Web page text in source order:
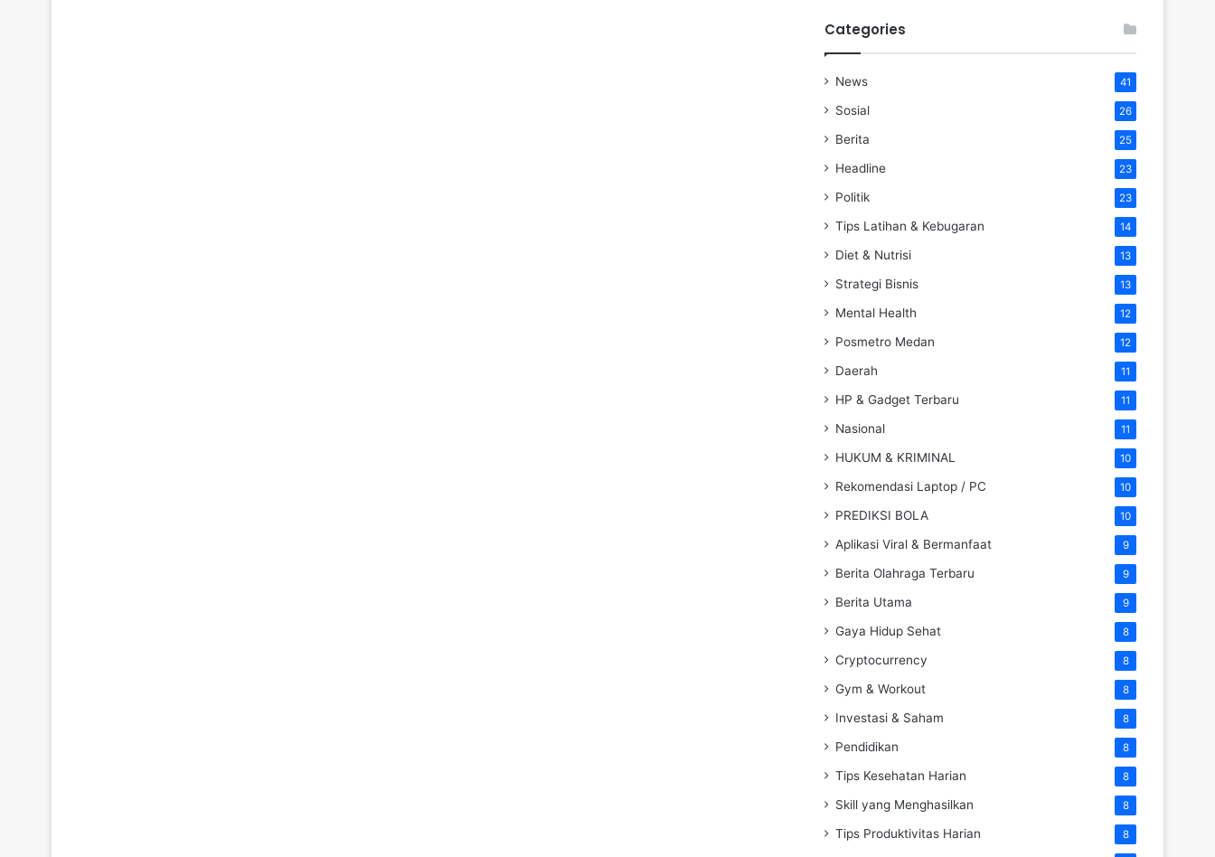
Categories
News 41
Sosial 26
Berita 25
Headline 23
Politik 23
Tips Latihan & Kebugaran 14
Diet & Nutrisi 13
Strategi Bisnis 13
Mental Health 12
Posmetro Medan 12
Daerah 11
HP & Gadget Terbaru 11
Nasional 11
HUKUM & KRIMINAL 10
Rekomendasi Laptop / PC 10
PREDIKSI BOLA 10
Aplikasi Viral & Bermanfaat 9
Berita Olahraga Terbaru 9
Berita Utama 9
Gaya Hidup Sehat 8
Cryptocurrency 8
Gym & Workout 8
Investasi & Saham 8
Pendidikan 8
Tips Kesehatan Harian 8
Skill yang Menghasilkan 8
Tips Produktivitas Harian 8